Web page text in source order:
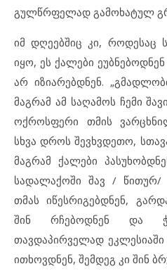
გულწრფელად გამოხატულ
იმ დღეებშიც კი, როდესაც
იყო, ეს ქალები
არ იზიარებდნენ.
მაგრამ ამ საღამოს ჩემი
ოქროსფერი თმის
სხვა დროს შევხვდეთო,
მაგრამ ქალები
სადალაქოში შავ /
თმას იწესრიგებდნენ,
შინ რჩებოდნენ და
თავდაპირველად
ითხოვდნენ, შემდეგ კი შინ